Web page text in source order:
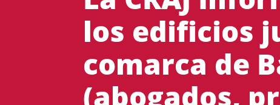
los edificios
comarca de
(abogados,